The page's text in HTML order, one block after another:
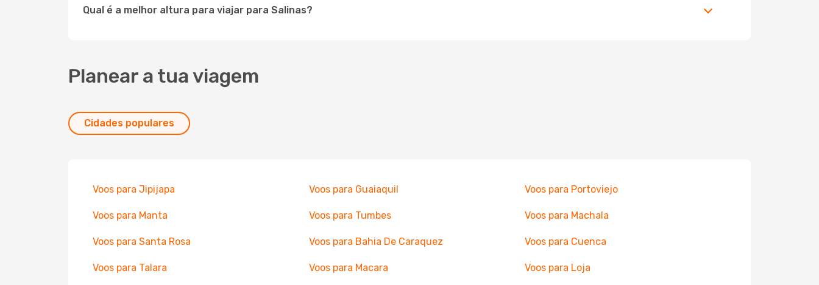
Qual é a melhor altura para viajar para Salinas?
Planear a tua viagem
Cidades populares
Voos para Jipijapa Voos para Guaiaquil Voos para Portoviejo
Voos para Manta Voos para Tumbes Voos para Machala
Voos para Santa Rosa Voos para Bahia De Caraquez Voos para Cuenca
Voos para Talara Voos para Macara Voos para Loja